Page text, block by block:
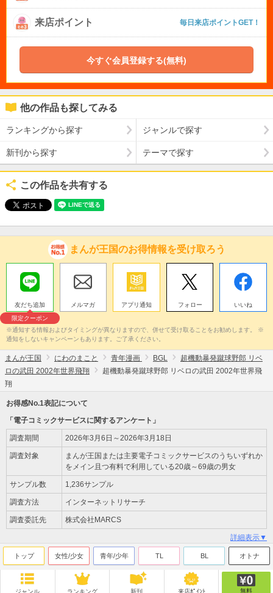
来店ポイント 毎日来店ポイントGET！
今すぐ会員登録する(無料)
他の作品も探してみる
ランキングから探す ジャンルで探す
新刊から探す テーマで探す
この作品を共有する
まんが王国のお得情報を受け取ろう
友だち追加
限定クーポン
メルマガ アプリ通知 フォロー いいね
※通知する情報およびタイミングが異なりますので、併せて受け取ることをお勧めします。 ※
通知をしないキャンペーンもあります。ご了承ください。
まんが王国 にわのまこと 青年漫画 BGL
超機動暴発蹴球野郎 リベ
ロの武田 2002年世界飛翔
超機動暴発蹴球野郎 リベロの武田 2002年世界飛
翔
お得感No.1表記について
「電子コミックサービスに関するアンケート」
調査期間 2026年3月6日～2026年3月18日
調査対象
まんが王国または主要電子コミックサービスのうちいずれか
をメイン且つ有料で利用している20歳～69歳の男女
サンプル数 1,236サンプル
調査方法 インターネットリサーチ
調査委託先 株式会社MARCS
詳細表示▼
トップ 女性/少女 青年/少年 TL BL オトナ
ジャンル ランキング 新刊 来店ﾎﾟｲﾝﾄ 無料